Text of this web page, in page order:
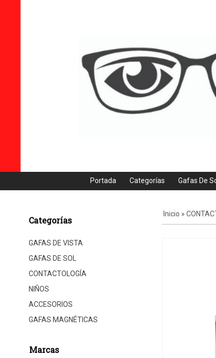
Portada Categorías Gafas De
Categorías
GAFAS DE VISTA
GAFAS DE SOL
CONTACTOLOGÍA
NIÑOS
ACCESORIOS
GAFAS MAGNÉTICAS
Marcas
Inicio »